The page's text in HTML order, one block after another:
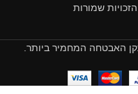
האבטחה המחמיר ביותר.